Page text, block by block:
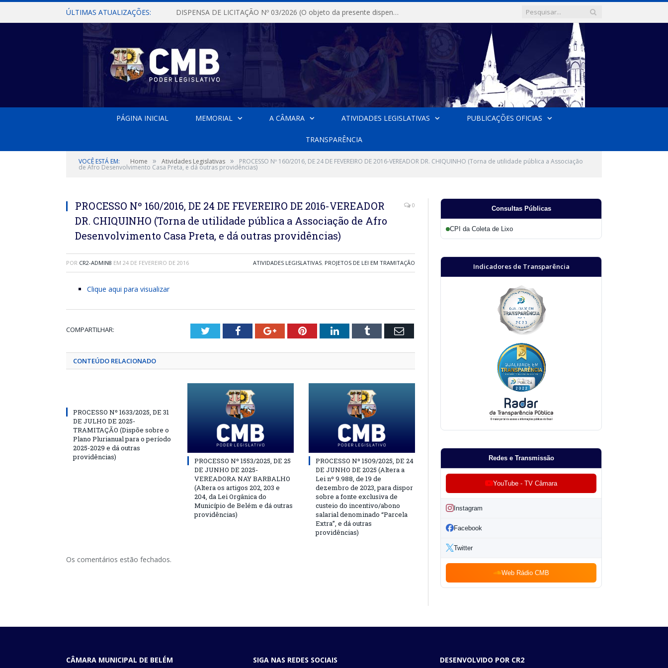
ÚLTIMAS ATUALIZAÇÕES: DISPENSA DE LICITAÇÃO Nº 03/2026 (O objeto da presente dispensa é a escolha da proposta mais vantajosa para a aquisição, de aparelhos de ar condicionado, tipo Split, com material de instalação e fogão industrial, conforme condições, quantidades e exigências estabelecidas no termo de referencia e neste aviso de contratação direta e seus anexos)
PÁGINA INICIAL MEMORIAL A CÂMARA ATIVIDADES LEGISLATIVAS PUBLICAÇÕES OFICIAS
TRANSPARÊNCIA
VOCÊ ESTÁ EM: Home » Atividades Legislativas » PROCESSO Nº 160/2016, DE 24 DE FEVEREIRO DE 2016-VEREADOR DR. CHIQUINHO (Torna de utilidade pública a Associação
de Afro Desenvolvimento Casa Preta, e dá outras providências)
PROCESSO Nº 160/2016, DE 24 DE FEVEREIRO DE 2016-VEREADOR
DR. CHIQUINHO (Torna de utilidade pública a Associação de Afro
Desenvolvimento Casa Preta, e dá outras providências)
0
POR CR2-ADMIN8 EM 24 DE FEVEREIRO DE 2016 ATIVIDADES LEGISLATIVAS, PROJETOS DE LEI EM TRAMITAÇÃO
Clique aqui para visualizar
COMPARTILHAR: TwitterFacebookGoogle+PinterestLinkedInTumblr Email
CONTEÚDO RELACIONADO
PROCESSO Nº 1633/2025, DE 31
DE JULHO DE 2025-
TRAMITAÇÃO (Dispõe sobre o
Plano Plurianual para o período
2025-2029 e dá outras
providências)
PROCESSO Nº 1553/2025, DE 25
DE JUNHO DE 2025-
VEREADORA NAY BARBALHO
(Altera os artigos 202, 203 e
204, da Lei Orgânica do
Município de Belém e dá outras
providências)
PROCESSO Nº 1509/2025, DE 24
DE JUNHO DE 2025 (Altera a
Lei nº 9.988, de 19 de
dezembro de 2023, para dispor
sobre a fonte exclusiva de
custeio do incentivo/abono
salarial denominado “Parcela
Extra”, e dá outras
providências)
Os comentários estão fechados.
Consultas Públicas
CPI da Coleta de Lixo
Indicadores de Transparência
Redes e Transmissão
YouTube - TV Câmara
Instagram
Facebook
Twitter
Web Rádio CMB
CÂMARA MUNICIPAL DE BELÉM SIGA NAS REDES SOCIAIS DESENVOLVIDO POR CR2